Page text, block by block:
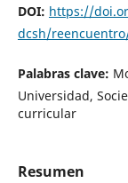
DOI: https://
dcsh/
Palabras clave:
Universidad,
curricular
Resumen